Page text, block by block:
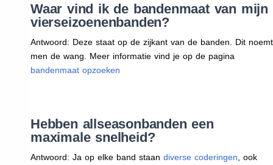
Waar vind ik de bandenmaat van mijn
vierseizoenenbanden?
Antwoord: Deze staat op de zijkant van de banden. Dit noemt
men de wang. Meer informatie vind je op de pagina
bandenmaat opzoeken
Hebben allseasonbanden een
maximale snelheid?
Antwoord: Ja op elke band staan diverse coderingen , ook